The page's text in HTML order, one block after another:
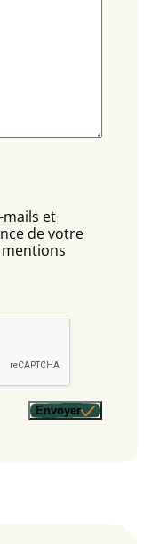
mails et
de votre
Envoyer